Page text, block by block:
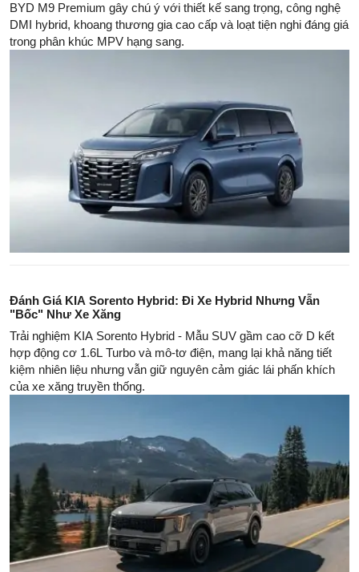
BYD M9 Premium gây chú ý với thiết kế sang trọng, công nghệ
DMI hybrid, khoang thương gia cao cấp và loạt tiện nghi đáng giá
trong phân khúc MPV hạng sang.
Đánh Giá KIA Sorento Hybrid: Đi Xe Hybrid Nhưng Vẫn
"Bốc" Như Xe Xăng
Trải nghiệm KIA Sorento Hybrid - Mẫu SUV gầm cao cỡ D kết
hợp động cơ 1.6L Turbo và mô-tơ điện, mang lại khả năng tiết
kiệm nhiên liệu nhưng vẫn giữ nguyên cảm giác lái phấn khích
của xe xăng truyền thống.